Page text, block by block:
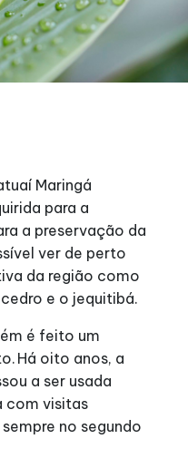
Maringá
para a
a preservação da
ver de perto
da região como
e o jequitibá.
é feito um
Há oito anos, a
a ser usada
com visitas
no segundo